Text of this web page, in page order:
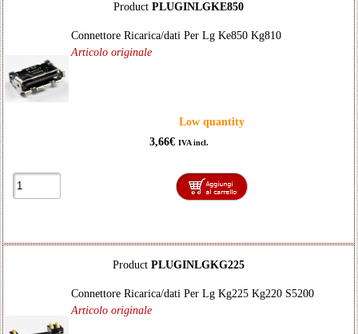
Product PLUGINLGKE850
Connettore Ricarica/dati Per Lg Ke850 Kg810
Articolo originale
Low quantity
3,66€ IVA incl.
Product PLUGINLGKG225
Connettore Ricarica/dati Per Lg Kg225 Kg220 S5200
Articolo originale